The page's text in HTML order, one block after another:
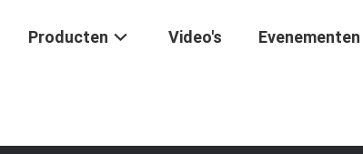
Producten Video's Evenementen